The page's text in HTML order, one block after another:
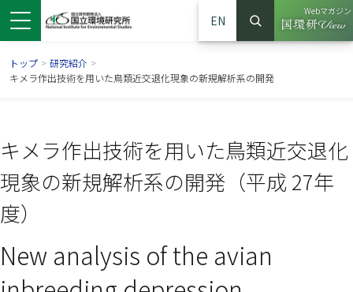
ウで開きます）
ンドウで開きます）
ウインドウで開きます）
EN
サイト内検索
検索
Webマガジン
（別ウイ
トップ > 研究紹介 >
キメラ作出技術を用いた鳥類近交退化現象の新規解析系の開発
キメラ作出技術を用いた鳥類近交退化
現象の新規解析系の開発（平成 27年
度）
New analysis of the avian